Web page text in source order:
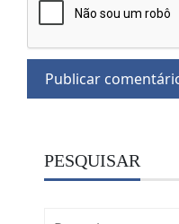
PESQUISAR